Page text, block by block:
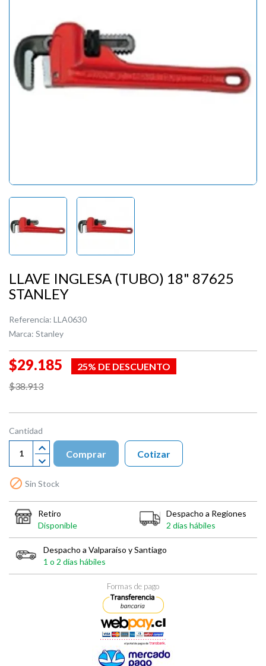
LLAVE INGLESA (TUBO) 18" 87625
STANLEY
Referencia: LLA0630
Marca: Stanley
$29.185
25% DE DESCUENTO
$38.913
Cantidad
Comprar
 Sin Stock
Cotizar
Retiro
Disponible
Despacho a Regiones
2 días hábiles
Despacho a Valparaíso y Santiago
1 o 2 días hábiles
Formas de pago